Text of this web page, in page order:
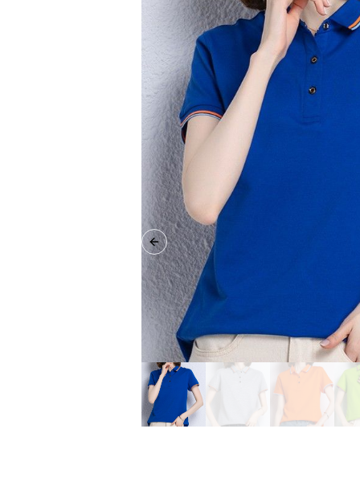
Previous slide